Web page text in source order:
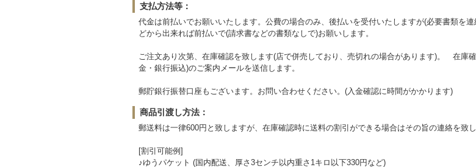
支払方法等：
代金は前払いでお願いいたします。公費の場合のみ、後払いを受付いたしますが(必要書類を
どから出来れば前払いで(請求書などの書類なしで)お願いします。
ご注文あり次第、在庫確認を致します(店で併売しており、売切れの場合があります)。 在庫
金・銀行振込)のご案内メールを送信します。
郵貯銀行振替口座もございます。お問い合わせください。(入金確認に時間がかかります)
商品引渡し方法：
郵送料は一律600円と致しますが、在庫確認時に送料の割引ができる場合はその旨の連絡を致し
[割引可能例]
♪ゆうパケット (国内配送、厚さ3センチ以内重さ1キロ以下330円など)